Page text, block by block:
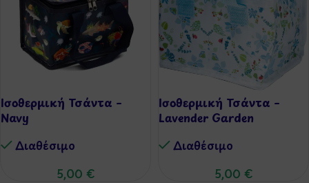
Ισοθερμική Τσάντα –
Navy
Διαθέσιμo
5,00 €
Ισοθερμική Τσάντα –
Lavender Garden
Διαθέσιμo
5,00 €